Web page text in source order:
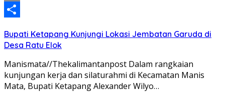
Email
Bupati Ketapang Kunjungi Lokasi Jembatan Garuda di
Desa Ratu Elok
Manismata//Thekalimantanpost Dalam rangkaian
kunjungan kerja dan silaturahmi di Kecamatan Manis
Mata, Bupati Ketapang Alexander Wilyo…